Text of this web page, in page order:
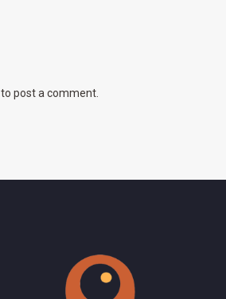
to post a comment.